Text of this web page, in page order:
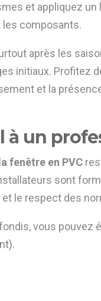
et appliquez
les composants.
après les
initiaux. Profitez
et la
à un
fenêtre en PVC
sont
le respect des
vous pouvez
.